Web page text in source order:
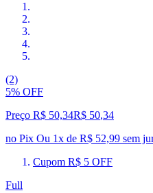
(2)
5% OFF
Preço R$ 50,34R$ 50,34
no Pix Ou 1x de R$ 52,99 sem
Cupom R$ 5 OFF
Full